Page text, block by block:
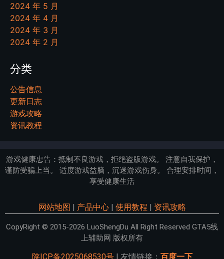
2024 年 5 月
2024 年 4 月
2024 年 3 月
2024 年 2 月
分类
公告信息
更新日志
游戏攻略
资讯教程
游戏健康忠告：抵制不良游戏，拒绝盗版游戏。 注意自我保护，
谨防受骗上当。 适度游戏益脑，沉迷游戏伤身。 合理安排时间，
享受健康生活
网站地图 产品中心| 使用教程 资讯攻略
CopyRight © 2015-2026 LuoShengDu All Right Reserved GTA5线
上辅助网 版权所有
陕ICP备2025068530号| 友情链接： 百度一下